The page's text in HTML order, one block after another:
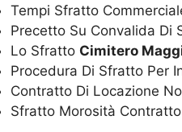
Tempi Sfratto
Precetto Su Convalida Di
Lo Sfratto Cimitero
Procedura Di Sfratto Per
Contratto Di Locazione
Sfratto Morosità